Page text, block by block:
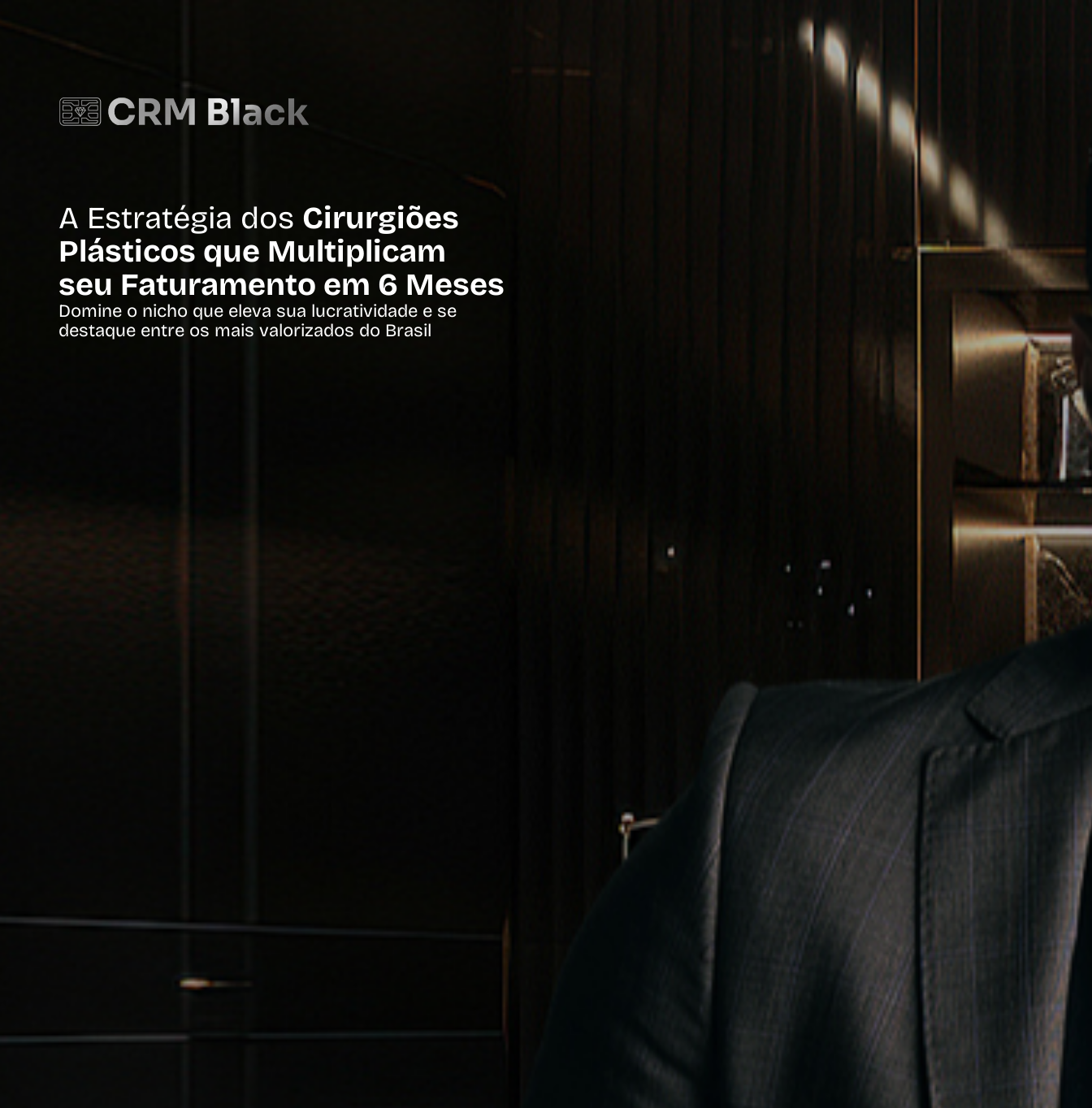
A Estratégia dos Cirurgiões
Plásticos que Multiplicam
seu Faturamento em 6 Meses
Domine o nicho que eleva sua lucratividade e se
destaque entre os mais valorizados do Brasil